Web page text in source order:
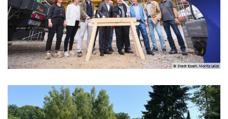
© Stadt Essen, Moritz Leick